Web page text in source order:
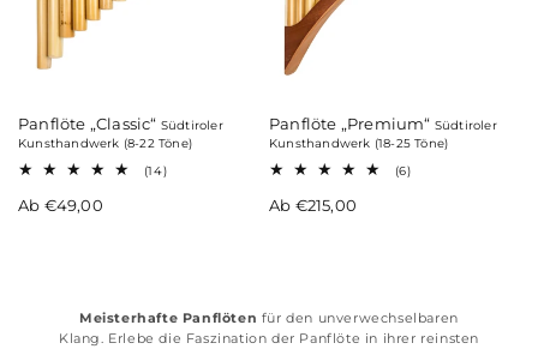
Panflöte „Classic“ Südtiroler
Kunsthandwerk (8-22 Töne)
(14)14
Normaler
Ab €49,00
Panflöte „Premium“ Südtiroler
Kunsthandwerk (18-25 Töne)
(6)6
Normaler
Ab €215,00
Meisterhafte Panflöten für den unverwechselbaren
Klang. Erlebe die Faszination der Panflöte in ihrer reinsten